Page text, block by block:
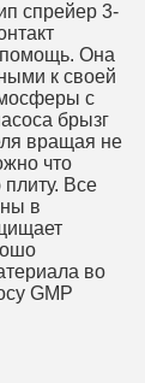
спрейер 3-
помощь. Она
к своей
с
брызг
вращая не
что
Все
в
во
GMP